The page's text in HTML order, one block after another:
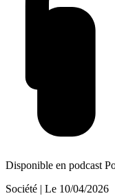
Disponible en podcast
Société | Le 10/04/2026